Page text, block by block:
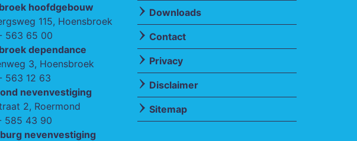
hoofdgebouw
115, Hoensbroek
563 65 00
dependance
3, Hoensbroek
563 12 63
nevenvestiging
2, Roermond
585 43 90
nevenvestiging
Downloads
Contact
Privacy
Disclaimer
Sitemap